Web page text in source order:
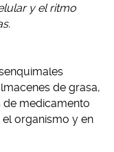
y el ritmo
de grasa,
medicamento
organismo y en